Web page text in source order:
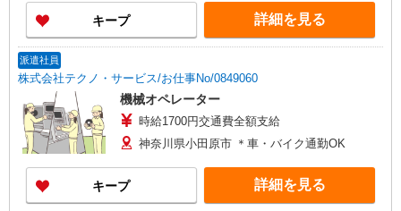
キープ 詳細を見る
派遣社員
株式会社テクノ・サービス/お仕事No/0849060
機械オペレーター
時給1700円交通費全額支給
神奈川県小田原市 ＊車・バイク通勤OK
キープ 詳細を見る